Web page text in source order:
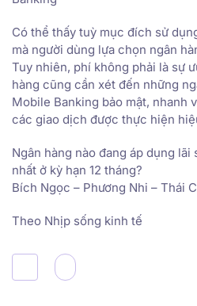
Có thể thấy tuỳ mục đích sử
mà người dùng lựa chọn ngân
Tuy nhiên, phí không phải là sự
hàng cũng cần xét đến những
Mobile Banking bảo mật, nhanh
các giao dịch được thực hiện
Ngân hàng nào đang áp dụng lãi
nhất ở kỳ hạn 12 tháng?
Bích Ngọc – Phương Nhi – Thái
Theo Nhịp sống kinh tế